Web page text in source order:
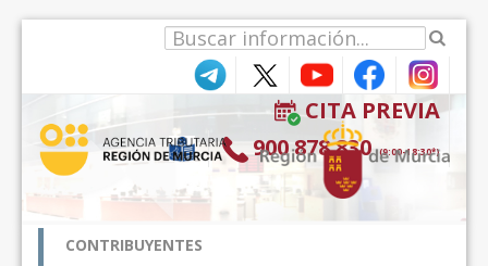
CITA PREVIA
900 878 830 (9:00-18:30*)
CONTRIBUYENTES